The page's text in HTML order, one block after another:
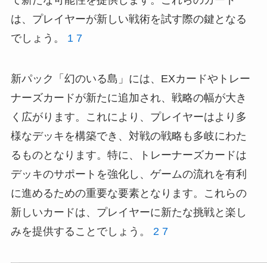
は、プレイヤーが新しい戦術を試す際の鍵となる
でしょう。 1 7
新パック「幻のいる島」には、EXカードやトレー
ナーズカードが新たに追加され、戦略の幅が大き
く広がります。これにより、プレイヤーはより多
様なデッキを構築でき、対戦の戦略も多岐にわた
るものとなります。特に、トレーナーズカードは
デッキのサポートを強化し、ゲームの流れを有利
に進めるための重要な要素となります。これらの
新しいカードは、プレイヤーに新たな挑戦と楽し
みを提供することでしょう。 2 7